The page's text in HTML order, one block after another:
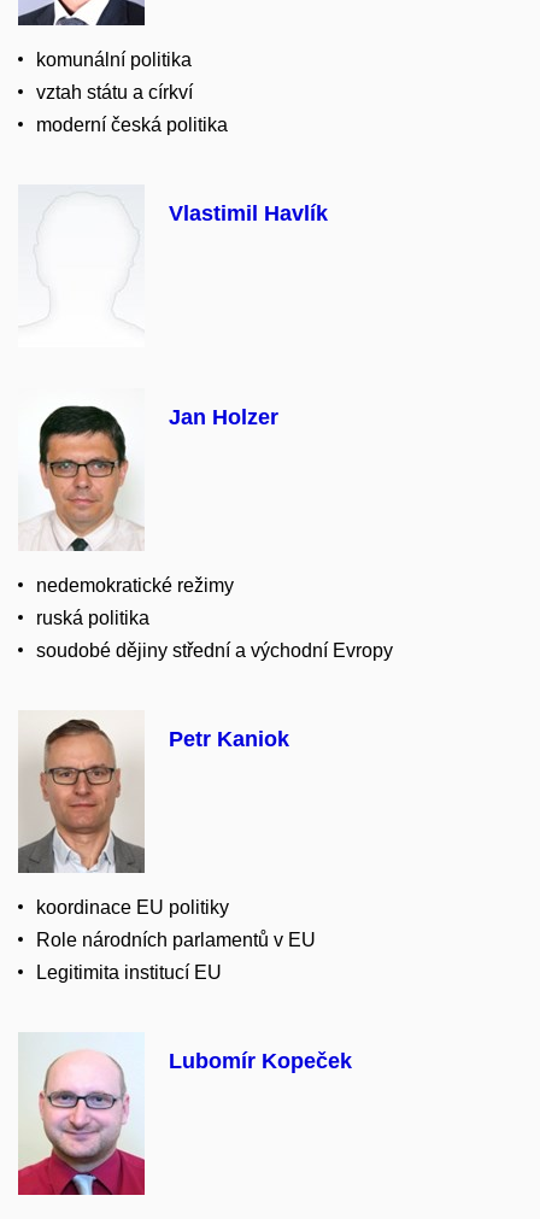
komunální politika
vztah státu a církví
moderní česká politika
Vlastimil Havlík
Jan Holzer
nedemokratické režimy
ruská politika
soudobé dějiny střední a východní Evropy
Petr Kaniok
koordinace EU politiky
Role národních parlamentů v EU
Legitimita institucí EU
Lubomír Kopeček